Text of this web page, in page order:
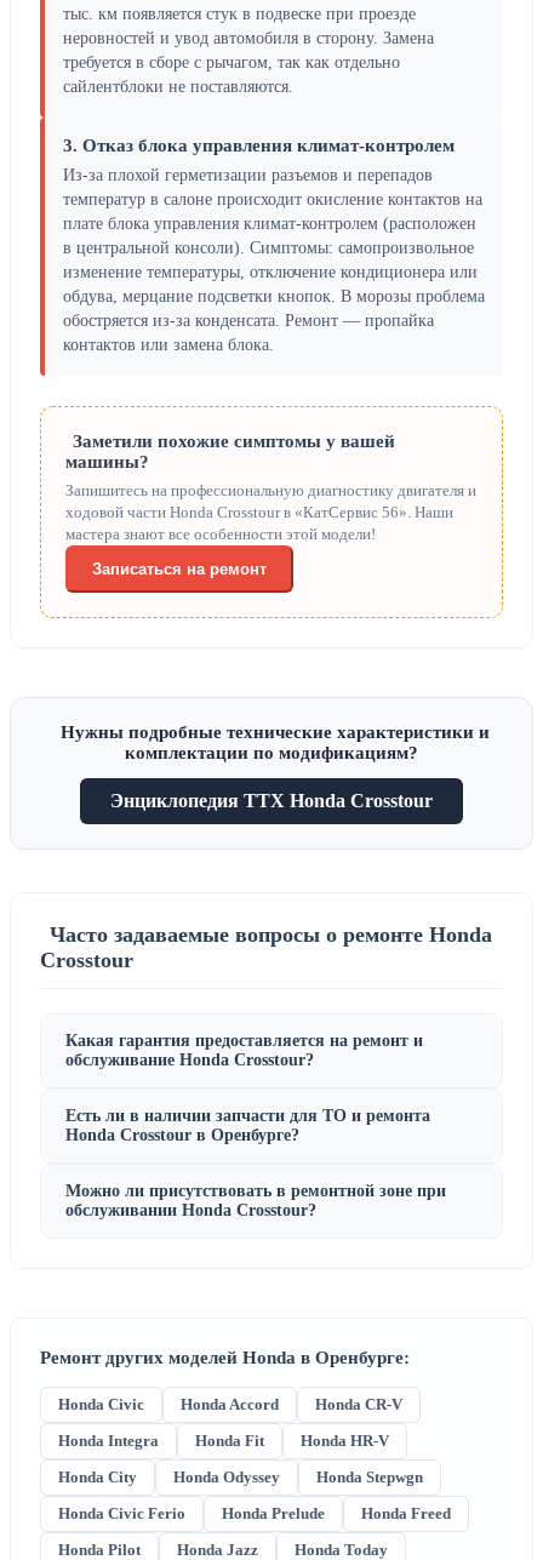
тыс. км появляется стук в подвеске при проезде
неровностей и увод автомобиля в сторону. Замена
требуется в сборе с рычагом, так как отдельно
сайлентблоки не поставляются.
3. Отказ блока управления климат-контролем
Из-за плохой герметизации разъемов и перепадов
температур в салоне происходит окисление контактов на
плате блока управления климат-контролем (расположен
в центральной консоли). Симптомы: самопроизвольное
изменение температуры, отключение кондиционера или
обдува, мерцание подсветки кнопок. В морозы проблема
обостряется из-за конденсата. Ремонт — пропайка
контактов или замена блока.
Заметили похожие симптомы у вашей
машины?
Запишитесь на профессиональную диагностику двигателя и
ходовой части Honda Crosstour в «КатСервис 56». Наши
мастера знают все особенности этой модели!
Записаться на ремонт
Нужны подробные технические характеристики и
комплектации по модификациям?
Энциклопедия ТТХ Honda Crosstour
Часто задаваемые вопросы о ремонте Honda
Crosstour
Какая гарантия предоставляется на ремонт и
обслуживание Honda Crosstour?
Есть ли в наличии запчасти для ТО и ремонта
Honda Crosstour в Оренбурге?
Можно ли присутствовать в ремонтной зоне при
обслуживании Honda Crosstour?
Ремонт других моделей Honda в Оренбурге:
Honda Civic Honda Accord
Honda CR-V
Honda Integra
Honda Fit
Honda HR-V
Honda City
Honda Odyssey
Honda Stepwgn
Honda Civic Ferio
Honda Prelude
Honda Freed
Honda Pilot
Honda Jazz
Honda Today